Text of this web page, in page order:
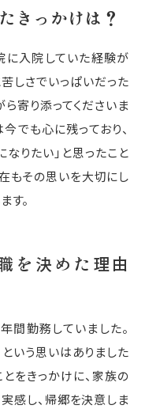
きっかけは？
入院していた経験が
しさでいっぱいだった
寄り添ってくださいま
でも心に残っており、
りたい」と思ったこと
もその思いを大切にし
す。
を決めた理由
勤務していました。
いう思いはありました
をきっかけに、家族の
感し、帰郷を決意しま